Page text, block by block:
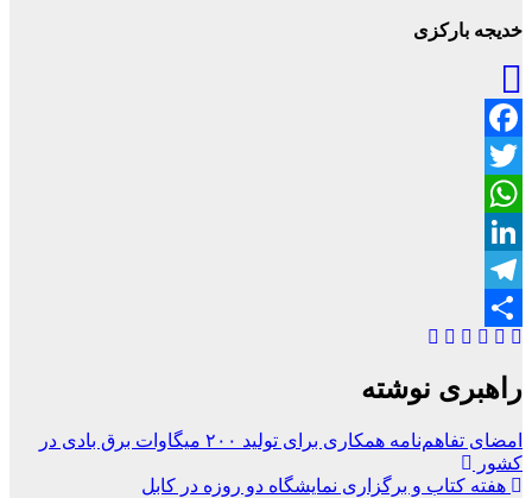
خدیجه بارکزی
Facebook
Twitter
WhatsApp
LinkedIn
Telegram
Share
راهبری نوشته
امضای تفاهم‌نامه همکاری برای تولید ۲۰۰ میگاوات برق بادی در
کشور
هفته کتاب و برگزاری نمایشگاه دو روزه در کابل